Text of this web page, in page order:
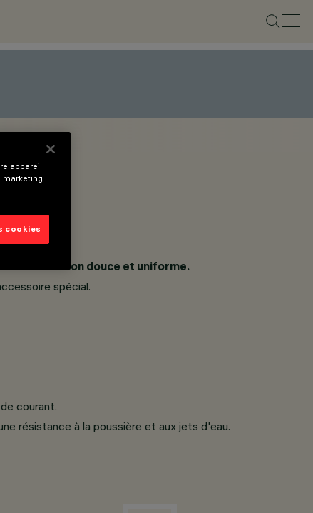
une émission douce et uniforme.
spécial.
courant.
résistance à la poussière et aux jets d'eau.
appareil
cookies